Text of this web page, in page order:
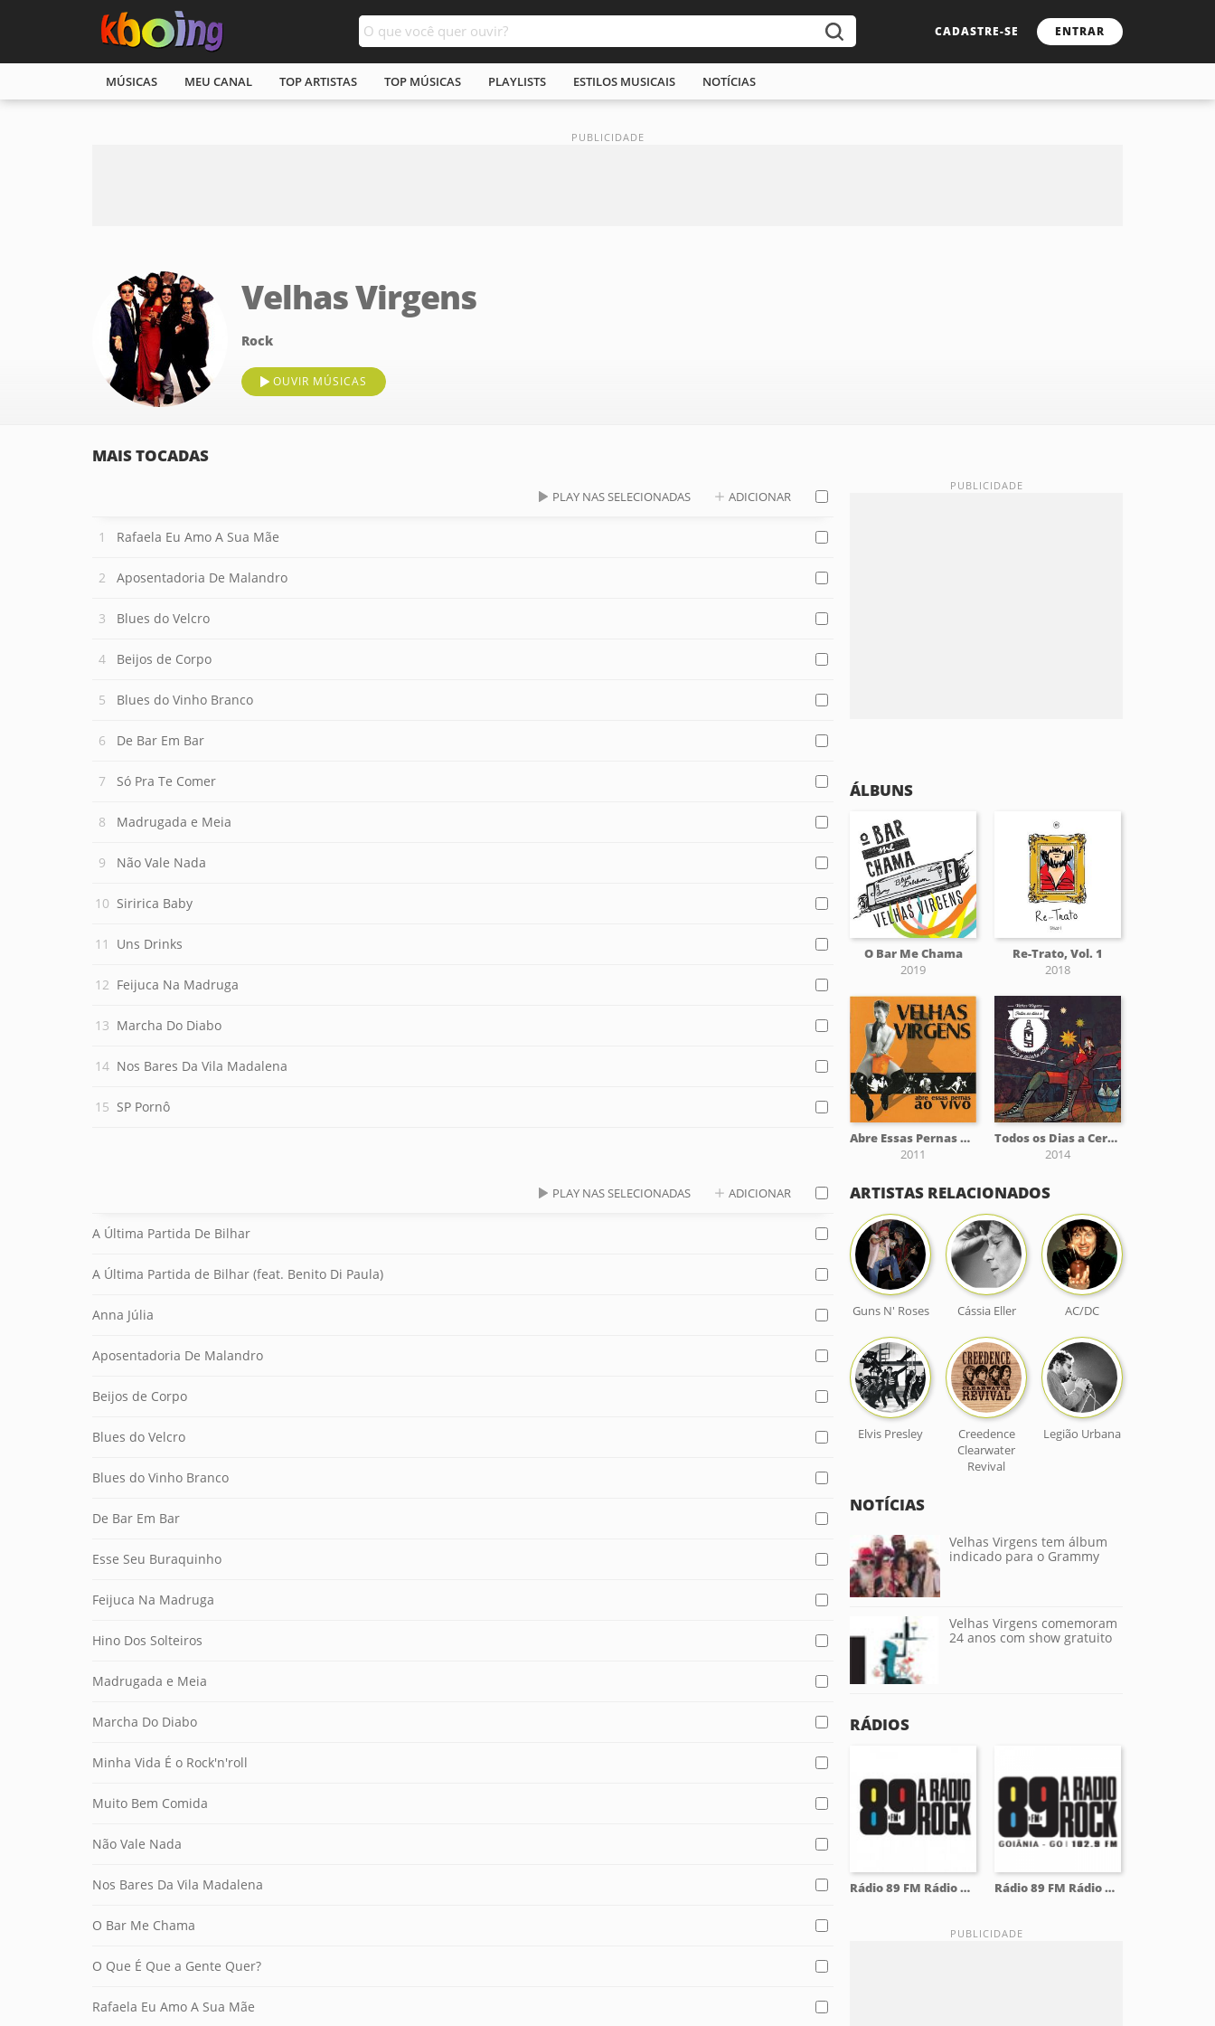
CADASTRE-SE ENTRAR
MÚSICAS MEU CANAL TOP ARTISTAS TOP MÚSICAS PLAYLISTS ESTILOS MUSICAIS NOTÍCIAS
Velhas Virgens
Rock
OUVIR MÚSICAS
MAIS TOCADAS
PLAY NAS SELECIONADAS ADICIONAR
Rafaela Eu Amo A Sua Mãe
Aposentadoria De Malandro
Blues do Velcro
Beijos de Corpo
Blues do Vinho Branco
De Bar Em Bar
Só Pra Te Comer
Madrugada e Meia
Não Vale Nada
Siririca Baby
Uns Drinks
Feijuca Na Madruga
Marcha Do Diabo
Nos Bares Da Vila Madalena
SP Pornô
PLAY NAS SELECIONADAS ADICIONAR
A Última Partida De Bilhar
A Última Partida de Bilhar (feat. Benito Di Paula)
Anna Júlia
Aposentadoria De Malandro
Beijos de Corpo
Blues do Velcro
Blues do Vinho Branco
De Bar Em Bar
Esse Seu Buraquinho
Feijuca Na Madruga
Hino Dos Solteiros
Madrugada e Meia
Marcha Do Diabo
Minha Vida É o Rock'n'roll
Muito Bem Comida
Não Vale Nada
Nos Bares Da Vila Madalena
O Bar Me Chama
O Que É Que a Gente Quer?
Rafaela Eu Amo A Sua Mãe
ÁLBUNS
O Bar Me Chama
2019
Re-Trato, Vol. 1
2018
Abre Essas Pernas ao Vivo
2011
Todos os Dias a Cerveja Salva a Minha Vida
2014
ARTISTAS RELACIONADOS
Guns N' Roses Cássia Eller AC/DC
Elvis Presley
Creedence
Clearwater
Revival
Legião Urbana
NOTÍCIAS
Velhas Virgens tem álbum
indicado para o Grammy
Velhas Virgens comemoram
24 anos com show gratuito
RÁDIOS
Rádio 89 FM Rádio Rock Rádio 89 FM Rádio Rock 102.9 FM